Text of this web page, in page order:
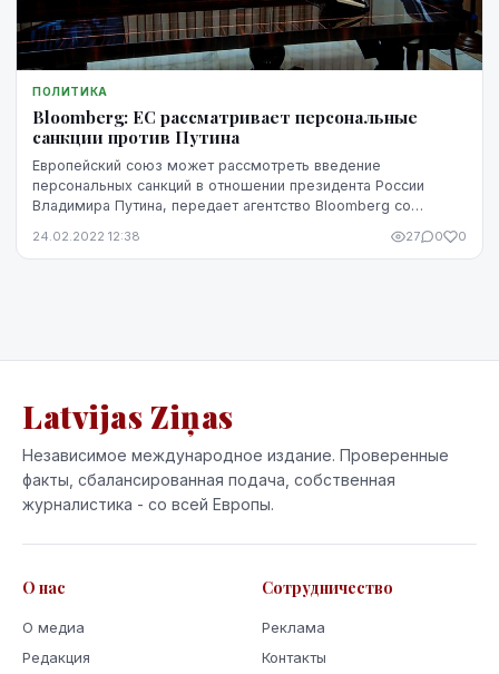
ПОЛИТИКА
Bloomberg: ЕС рассматривает персональные
санкции против Путина
Европейский союз может рассмотреть введение
персональных санкций в отношении президента России
Владимира Путина, передает агентство Bloomberg со
24.02.2022 12:38 27 0 0
Latvijas Ziņas
Независимое международное издание. Проверенные
факты, сбалансированная подача, собственная
журналистика - со всей Европы.
О нас
О медиа
Редакция
Сотрудничество
Реклама
Контакты